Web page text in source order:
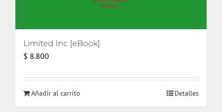
Limited Inc [eBook]
$ 8.800
Añadir al carrito Detalles